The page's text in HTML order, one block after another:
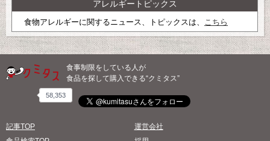
アレルギートピックス
食物アレルギーに関するニュース、トピックスは、 こちら
食事制限をしている人が
食品を探して購入できる“クミタス”
58,353
記事TOP
運営会社